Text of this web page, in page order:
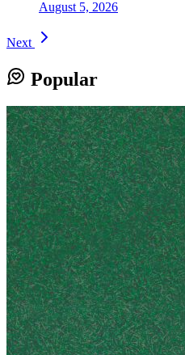
August 5, 2026
Next
Popular